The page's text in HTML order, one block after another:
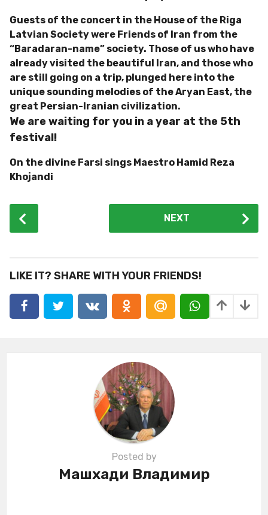
Guests of the concert in the House of the Riga
Latvian Society were Friends of Iran from the
“Baradaran-name” society. Those of us who have
already visited the beautiful Iran, and those who
are still going on a trip, plunged here into the
unique sounding melodies of the Aryan East, the
great Persian-Iranian civilization.
We are waiting for you in a year at the 5th
festival!
On the divine Farsi sings Maestro Hamid Reza
Khojandi
P
P
i
NEXT
LIKE IT? SHARE WITH YOUR FRIENDS!
Posted by
Машхади Владимир